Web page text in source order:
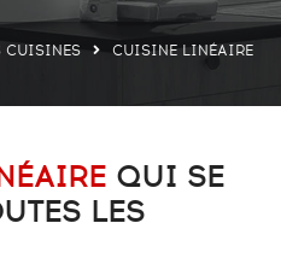
CUISINES CUISINE LINÉAIRE
QUI SE
LES